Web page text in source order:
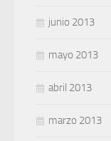
junio 2013
mayo 2013
abril 2013
marzo 2013